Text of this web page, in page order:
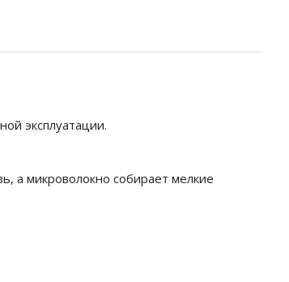
эксплуатации.
а микроволокно собирает мелкие